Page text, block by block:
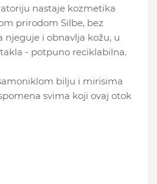
nastaje kozmetika
prirodom Silbe, bez
njeguje i obnavlja kožu, u
- potpuno reciklabilna.
bilju i mirisima
svima koji ovaj otok